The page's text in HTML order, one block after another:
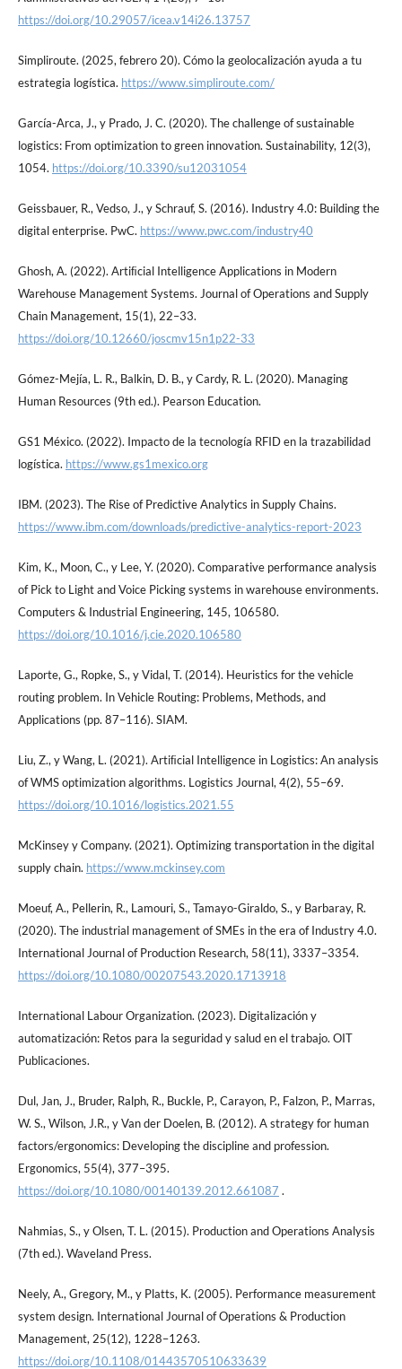
https://doi.org/10.29057/icea.v14i26.13757
Simpliroute. (2025, febrero 20). Cómo la geolocalización ayuda a tu
estrategia logística. https://www.simpliroute.com/
García-Arca, J., y Prado, J. C. (2020). The challenge of sustainable
logistics: From optimization to green innovation. Sustainability, 12(3),
1054. https://doi.org/10.3390/su12031054
Geissbauer, R., Vedso, J., y Schrauf, S. (2016). Industry 4.0: Building the
digital enterprise. PwC. https://www.pwc.com/industry40
Ghosh, A. (2022). Artiﬁcial Intelligence Applications in Modern
Warehouse Management Systems. Journal of Operations and Supply
Chain Management, 15(1), 22–33.
https://doi.org/10.12660/joscmv15n1p22-33
Gómez-Mejía, L. R., Balkin, D. B., y Cardy, R. L. (2020). Managing
Human Resources (9th ed.). Pearson Education.
GS1 México. (2022). Impacto de la tecnología RFID en la trazabilidad
logística. https://www.gs1mexico.org
IBM. (2023). The Rise of Predictive Analytics in Supply Chains.
https://www.ibm.com/downloads/predictive-analytics-report-2023
Kim, K., Moon, C., y Lee, Y. (2020). Comparative performance analysis
of Pick to Light and Voice Picking systems in warehouse environments.
Computers & Industrial Engineering, 145, 106580.
https://doi.org/10.1016/j.cie.2020.106580
Laporte, G., Ropke, S., y Vidal, T. (2014). Heuristics for the vehicle
routing problem. In Vehicle Routing: Problems, Methods, and
Applications (pp. 87–116). SIAM.
Liu, Z., y Wang, L. (2021). Artiﬁcial Intelligence in Logistics: An analysis
of WMS optimization algorithms. Logistics Journal, 4(2), 55–69.
https://doi.org/10.1016/logistics.2021.55
McKinsey y Company. (2021). Optimizing transportation in the digital
supply chain. https://www.mckinsey.com
Moeuf, A., Pellerin, R., Lamouri, S., Tamayo-Giraldo, S., y Barbaray, R.
(2020). The industrial management of SMEs in the era of Industry 4.0.
International Journal of Production Research, 58(11), 3337–3354.
https://doi.org/10.1080/00207543.2020.1713918
International Labour Organization. (2023). Digitalización y
automatización: Retos para la seguridad y salud en el trabajo. OIT
Publicaciones.
Dul, Jan, J., Bruder, Ralph, R., Buckle, P., Carayon, P., Falzon, P., Marras,
W. S., Wilson, J.R., y Van der Doelen, B. (2012). A strategy for human
factors/ergonomics: Developing the discipline and profession.
Ergonomics, 55(4), 377–395.
https://doi.org/10.1080/00140139.2012.661087 .
Nahmias, S., y Olsen, T. L. (2015). Production and Operations Analysis
(7th ed.). Waveland Press.
Neely, A., Gregory, M., y Platts, K. (2005). Performance measurement
system design. International Journal of Operations & Production
Management, 25(12), 1228–1263.
https://doi.org/10.1108/01443570510633639